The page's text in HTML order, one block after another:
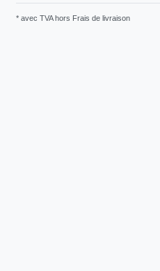
* avec TVA hors Frais de livraison